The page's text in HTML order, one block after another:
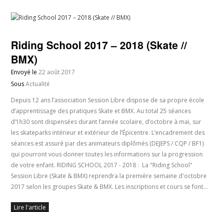
Riding School 2017 – 2018 (Skate //
BMX)
Envoyé le22 août 2017
SousActualité
Depuis 12 ans l’association Session Libre dispose de sa propre école
d’apprentissage des pratiques Skate et BMX. Au total 25 séances
d’1h30 sont dispensées durant l’année scolaire, d’octobre à mai, sur
les skateparks intérieur et extérieur de l’Épicentre. L’encadrement des
séances est assuré par des animateurs diplômés (DEJEPS / CQP / BF1)
qui pourront vous donner toutes les informations sur la progression
de votre enfant. RIDING SCHOOL 2017 - 2018 : La "Riding School"
Session Libre (Skate & BMX) reprendra la première semaine d'octobre
2017 selon les groupes Skate & BMX. Les inscriptions et cours se font…
Lire l'article